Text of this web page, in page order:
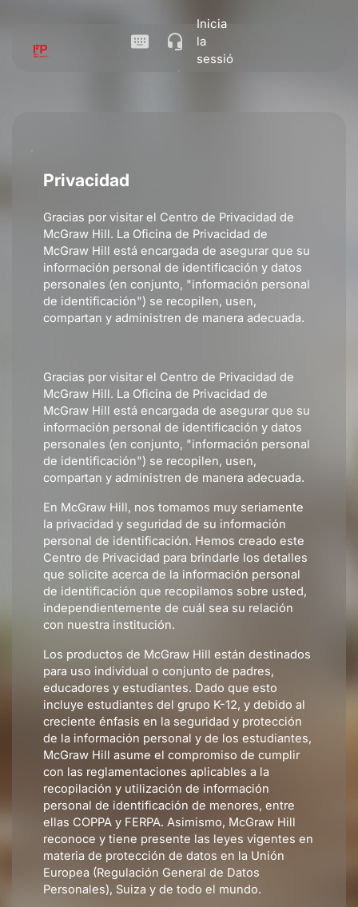
Inicia
la
sessió
Privacidad
Gracias por visitar el Centro de Privacidad de
McGraw Hill. La Oficina de Privacidad de
McGraw Hill está encargada de asegurar que su
información personal de identificación y datos
personales (en conjunto, "información personal
de identificación") se recopilen, usen,
compartan y administren de manera adecuada.
Gracias por visitar el Centro de Privacidad de
McGraw Hill. La Oficina de Privacidad de
McGraw Hill está encargada de asegurar que su
información personal de identificación y datos
personales (en conjunto, "información personal
de identificación") se recopilen, usen,
compartan y administren de manera adecuada.
En McGraw Hill, nos tomamos muy seriamente
la privacidad y seguridad de su información
personal de identificación. Hemos creado este
Centro de Privacidad para brindarle los detalles
que solicite acerca de la información personal
de identificación que recopilamos sobre usted,
independientemente de cuál sea su relación
con nuestra institución.
Los productos de McGraw Hill están destinados
para uso individual o conjunto de padres,
educadores y estudiantes. Dado que esto
incluye estudiantes del grupo K-12, y debido al
creciente énfasis en la seguridad y protección
de la información personal y de los estudiantes,
McGraw Hill asume el compromiso de cumplir
con las reglamentaciones aplicables a la
recopilación y utilización de información
personal de identificación de menores, entre
ellas COPPA y FERPA. Asimismo, McGraw Hill
reconoce y tiene presente las leyes vigentes en
materia de protección de datos en la Unión
Europea (Regulación General de Datos
Personales), Suiza y de todo el mundo.